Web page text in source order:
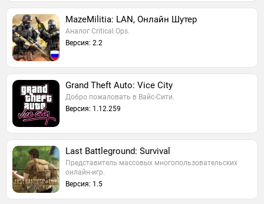
MazeMilitia: LAN, Онлайн Шутер
Аналог Critical Ops.
Версия: 2.2
Grand Theft Auto: Vice City
Добро пожаловать в Вайс-Сити.
Версия: 1.12.259
Last Battleground: Survival
Представитель массовых многопользовательских
онлайн-игр.
Версия: 1.5